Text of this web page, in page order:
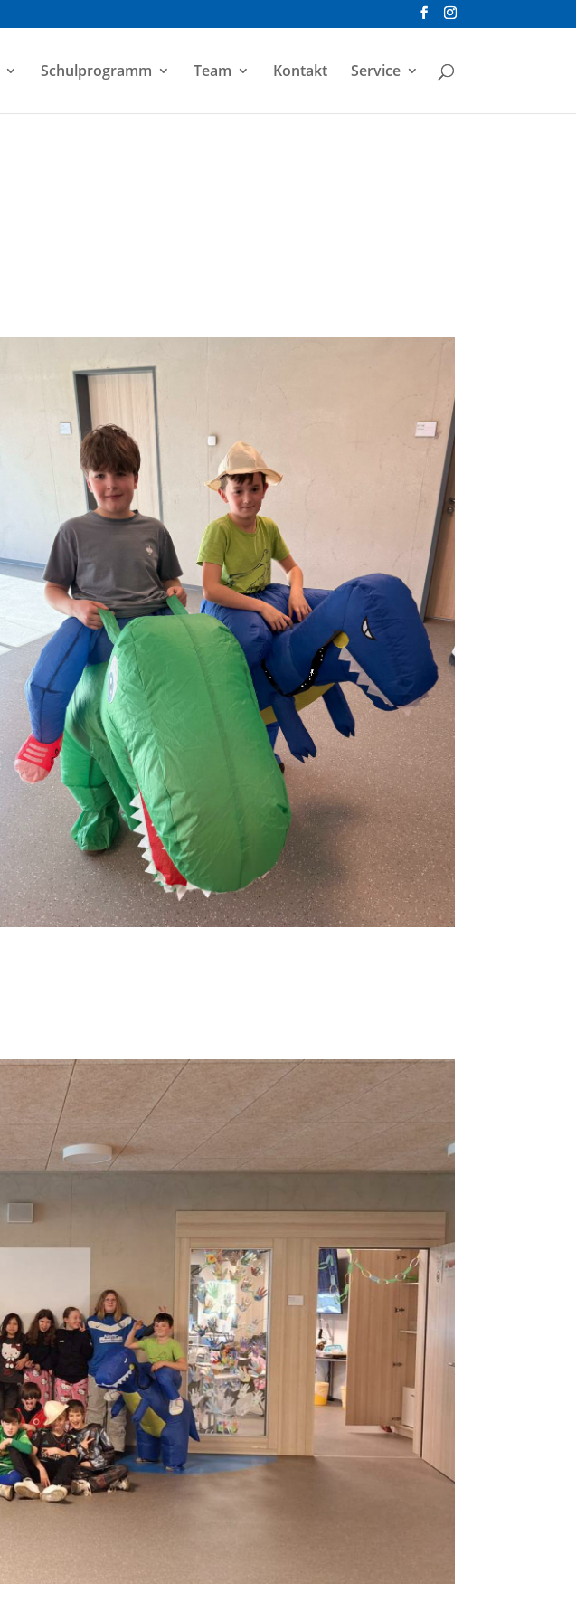
Schulprogramm Team Kontakt Service